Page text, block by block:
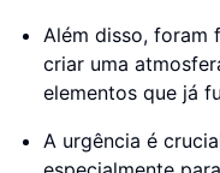
Além disso, foram
criar uma
elementos que já
A urgência é